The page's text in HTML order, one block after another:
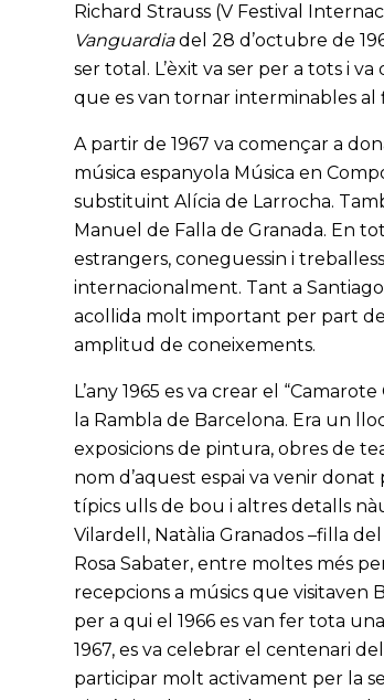
Richard Strauss (V Festival
Vanguardiadel 28 d’octubre de
ser total. L’èxit va ser per a tots i
que es van tornar interminables al
A partir de 1967 va començar a
música espanyola Música en
substituint Alícia de Larrocha.
Manuel de Falla de Granada. En
estrangers, coneguessin i
internacionalment. Tant a
acollida molt important per part
amplitud de coneixements.
L’any 1965 es va crear el
la Rambla de Barcelona. Era un
exposicions de pintura, obres de
nom d’aquest espai va venir
típics ulls de bou i altres detalls
Vilardell, Natàlia Granados –filla
Rosa Sabater, entre moltes més
recepcions a músics que visitaven
per a qui el 1966 es van fer tota
1967, es va celebrar el centenari
participar molt activament per la